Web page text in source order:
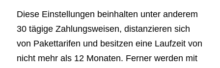
Diese Einstellungen beinhalten unter anderem
30 tägige Zahlungsweisen, distanzieren sich
von Pakettarifen und besitzen eine Laufzeit von
nicht mehr als 12 Monaten. Ferner werden mit